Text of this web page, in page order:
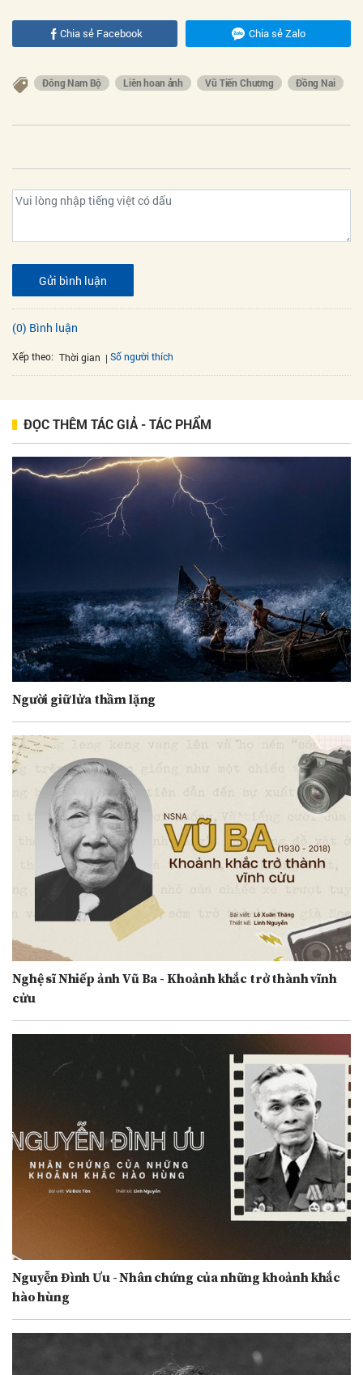
Chia sẻ Facebook Chia sẻ Zalo
Đông Nam Bộ Liên hoan ảnh Vũ Tiến Chương Đồng Nai
Gửi bình luận
(0) Bình luận
Xếp theo: Thời gian Số người thích
ĐỌC THÊM TÁC GIẢ - TÁC PHẨM
Người giữ lửa thầm lặng
Nghệ sĩ Nhiếp ảnh Vũ Ba - Khoảnh khắc trở thành vĩnh
cửu
Nguyễn Đình Ưu - Nhân chứng của những khoảnh khắc
hào hùng